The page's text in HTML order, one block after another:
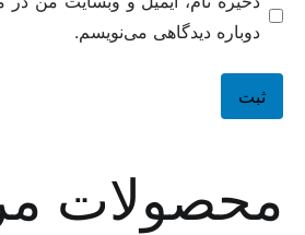
دوباره دیدگاهی می‌نویسم.
محصولات